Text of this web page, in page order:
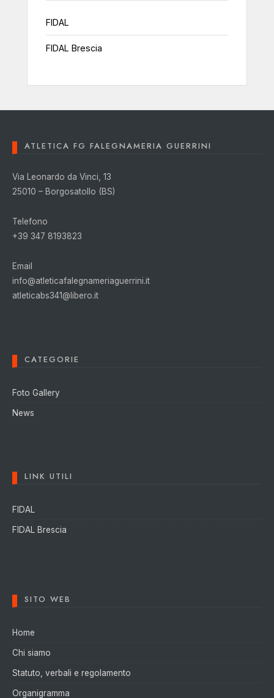
FIDAL
FIDAL Brescia
ATLETICA FG FALEGNAMERIA GUERRINI
Via Leonardo da Vinci, 13
25010 – Borgosatollo (BS)
Telefono
+39 347 8193823
Email
info@atleticafalegnameriaguerrini.it
atleticabs341@libero.it
CATEGORIE
Foto Gallery
News
LINK UTILI
FIDAL
FIDAL Brescia
SITO WEB
Home
Chi siamo
Statuto, verbali e regolamento
Organigramma